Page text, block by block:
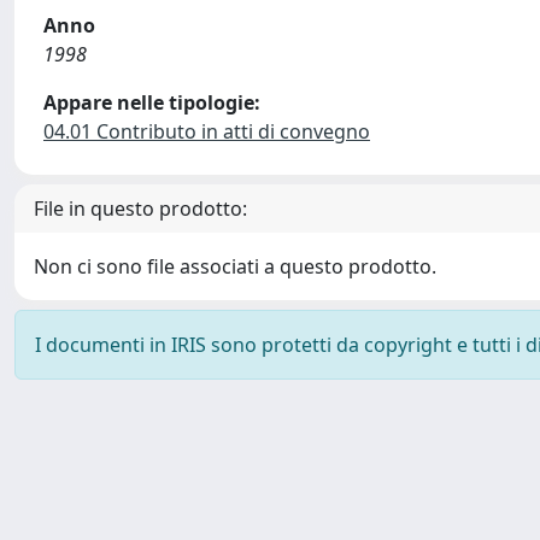
Anno
1998
Appare nelle tipologie:
04.01 Contributo in atti di convegno
File in questo prodotto:
Non ci sono file associati a questo prodotto.
I documenti in IRIS sono protetti da copyright e tutti i